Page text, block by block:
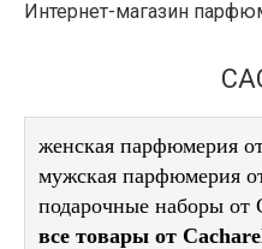
Интернет-магазин
женская парфюмерия
мужская парфюмерия
подарочные наборы от
все товары от